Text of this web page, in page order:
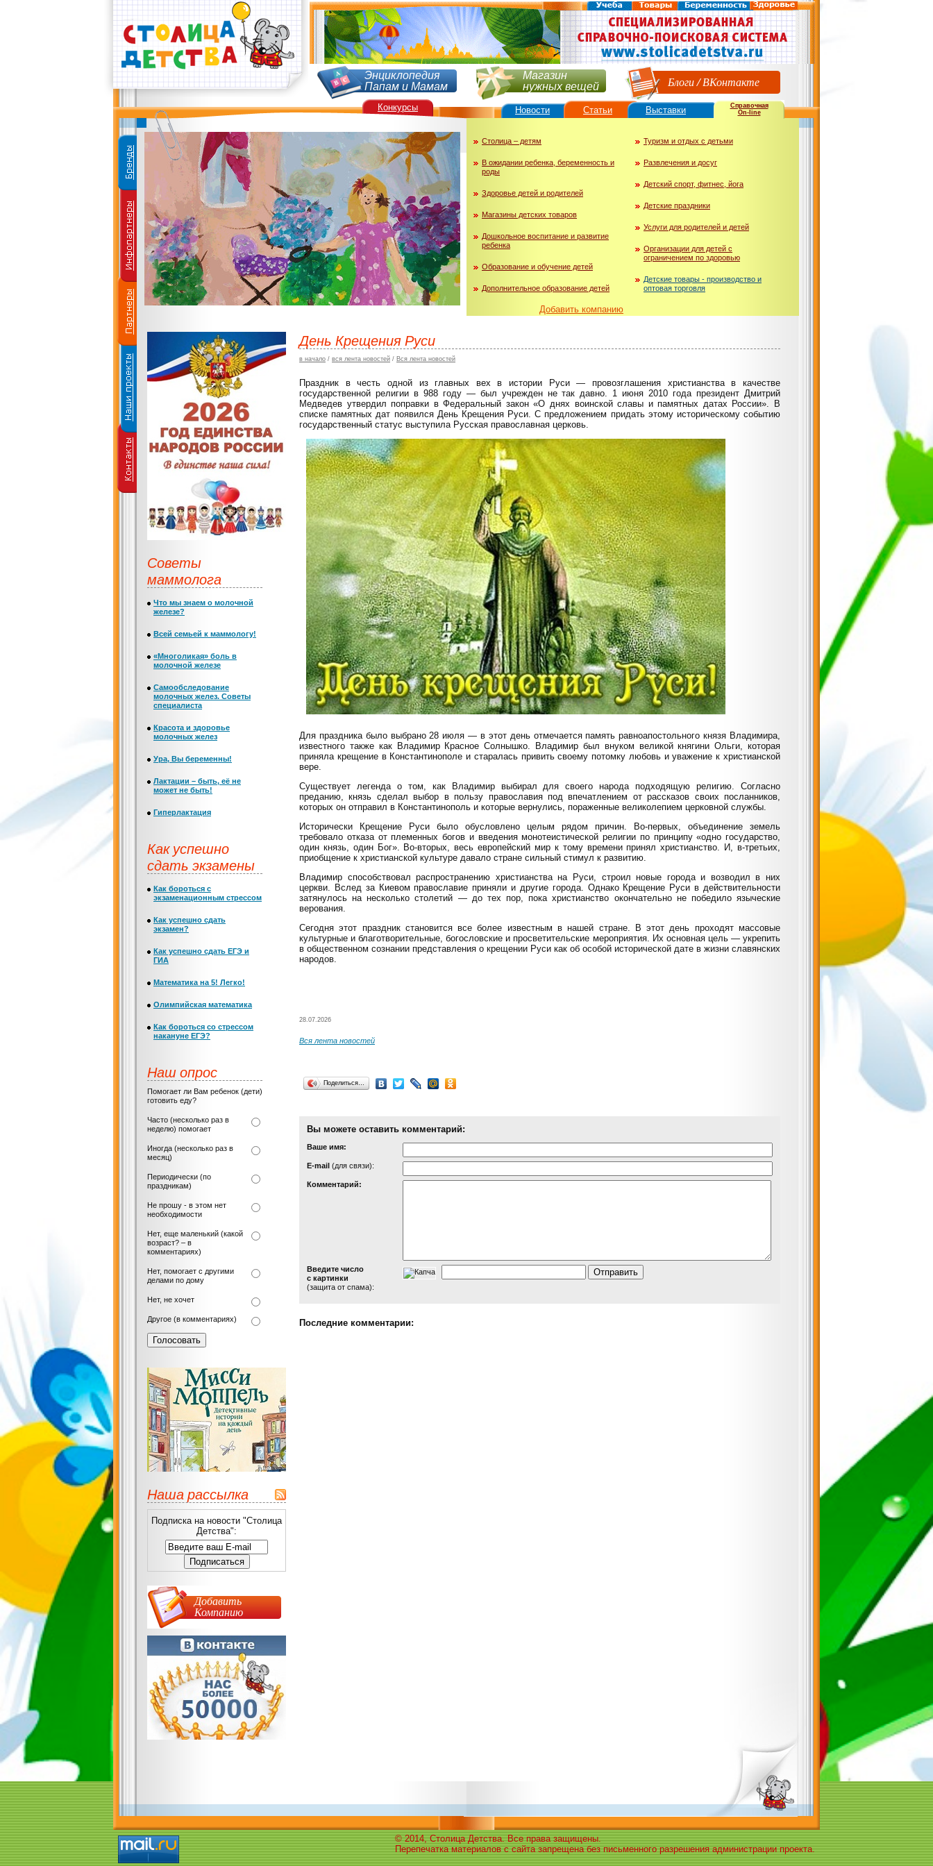
Энциклопедия
Папам и Мамам
Магазин
нужных вещей Блоги/ВКонтакте
Столица – детям
В ожидании ребенка, беременность и
роды
Здоровье детей и родителей
Магазины детских товаров
Дошкольное воспитание и развитие
ребенка
Образование и обучение детей
Дополнительное образование детей
Туризм и отдых с детьми
Развлечения и досуг
Детский спорт, фитнес, йога
Детские праздники
Услуги для родителей и детей
Организации для детей с
ограничением по здоровью
Детские товары - производство и
оптовая торговля
Добавить компанию
Справочная
On-line
День Крещения Руси
в начало / вся лента новостей / Вся лента новостей
Праздник в честь одной из главных вех в истории Руси — провозглашения христианства в качестве
государственной религии в 988 году — был учрежден не так давно. 1 июня 2010 года президент Дмитрий
Медведев утвердил поправки в Федеральный закон «О днях воинской славы и памятных датах России». В
списке памятных дат появился День Крещения Руси. С предложением придать этому историческому событию
государственный статус выступила Русская православная церковь.
Для праздника было выбрано 28 июля — в этот день отмечается память равноапостольного князя Владимира,
известного также как Владимир Красное Солнышко. Владимир был внуком великой княгини Ольги, которая
приняла крещение в Константинополе и старалась привить своему потомку любовь и уважение к христианской
вере.
Существует легенда о том, как Владимир выбирал для своего народа подходящую религию. Согласно
преданию, князь сделал выбор в пользу православия под впечатлением от рассказов своих посланников,
которых он отправил в Константинополь и которые вернулись, пораженные великолепием церковной службы.
Исторически Крещение Руси было обусловлено целым рядом причин. Во-первых, объединение земель
требовало отказа от племенных богов и введения монотеистической религии по принципу «одно государство,
один князь, один Бог». Во-вторых, весь европейский мир к тому времени принял христианство. И, в-третьих,
приобщение к христианской культуре давало стране сильный стимул к развитию.
Владимир способствовал распространению христианства на Руси, строил новые города и возводил в них
церкви. Вслед за Киевом православие приняли и другие города. Однако Крещение Руси в действительности
затянулось на несколько столетий — до тех пор, пока христианство окончательно не победило языческие
верования.
Сегодня этот праздник становится все более известным в нашей стране. В этот день проходят массовые
культурные и благотворительные, богословские и просветительские мероприятия. Их основная цель — укрепить
в общественном сознании представления о крещении Руси как об особой исторической дате в жизни славянских
народов.
28.07.2026
Вся лента новостей
Поделиться…
Вы можете оставить комментарий:
Ваше имя:
Е-mail (для связи):
Комментарий:
Введите число
с картинки
(защита от спама):
Последние комментарии:
Советы
маммолога
Что мы знаем о молочной
железе?
Всей семьей к маммологу!
«Многоликая» боль в
молочной железе
Самообследование
молочных желез. Советы
специалиста
Красота и здоровье
молочных желез
Ура, Вы беременны!
Лактации – быть, её не
может не быть!
Гиперлактация
Как успешно
сдать экзамены
Как бороться с
экзаменационным стрессом
Как успешно сдать
экзамен?
Как успешно сдать ЕГЭ и
ГИА
Математика на 5! Легко!
Олимпийская математика
Как бороться со стрессом
накануне ЕГЭ?
Наш опрос
Помогает ли Вам ребенок (дети)
готовить еду?
Часто (несколько раз в
неделю) помогает
Иногда (несколько раз в
месяц)
Периодически (по
праздникам)
Не прошу - в этом нет
необходимости
Нет, еще маленький (какой
возраст? – в
комментариях)
Нет, помогает с другими
делами по дому
Нет, не хочет
Другое (в комментариях)
Наша рассылка
Подписка на новости "Столица
Детства":
Добавить
Компанию
Конкурсы Новости Статьи Выставки
© 2014, Столица Детства. Все права защищены.
Перепечатка материалов с сайта запрещена без письменного разрешения администрации проекта.